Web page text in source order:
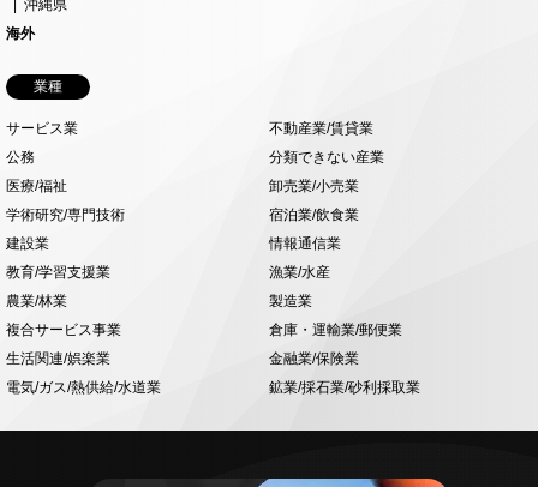
沖縄県
海外
業種
サービス業
不動産業/賃貸業
公務
分類できない産業
医療/福祉
卸売業/小売業
学術研究/専門技術
宿泊業/飲食業
建設業
情報通信業
教育/学習支援業
漁業/水産
農業/林業
製造業
複合サービス事業
倉庫・運輸業/郵便業
生活関連/娯楽業
金融業/保険業
電気/ガス/熱供給/水道業
鉱業/採石業/砂利採取業